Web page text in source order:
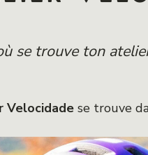
se trouve ton
Velocidade se trouve